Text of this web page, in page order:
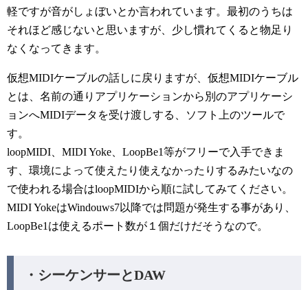
軽ですが音がしょぼいとか言われています。最初のうちは
それほど感じないと思いますが、少し慣れてくると物足り
なくなってきます。
仮想MIDIケーブルの話しに戻りますが、仮想MIDIケーブル
とは、名前の通りアプリケーションから別のアプリケーシ
ョンへMIDIデータを受け渡しする、ソフト上のツールで
す。
loopMIDI、MIDI Yoke、LoopBe1等がフリーで入手できま
す、環境によって使えたり使えなかったりするみたいなの
で使われる場合はloopMIDIから順に試してみてください。
MIDI YokeはWindouws7以降では問題が発生する事があり、
LoopBe1は使えるポート数が１個だけだそうなので。
・シーケンサーとDAW